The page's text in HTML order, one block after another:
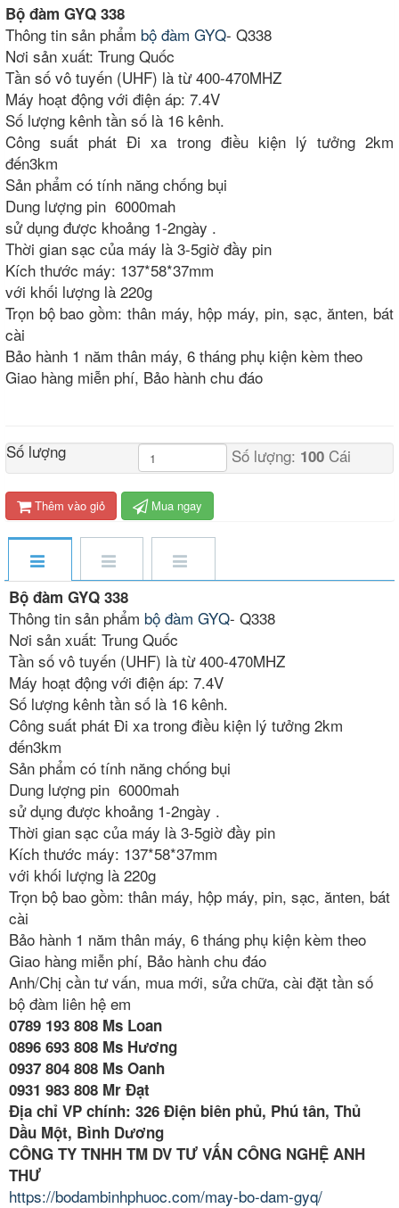
Bộ đàm GYQ 338
Thông tin sản phẩm bộ đàm GYQ- Q338
Nơi sản xuất: Trung Quốc
Tần số vô tuyến (UHF) là từ 400-470MHZ
Máy hoạt động với điện áp: 7.4V
Số lượng kênh tần số là 16 kênh.
Công suất phát Đi xa trong điều kiện lý tưởng 2km
đến3km
Sản phẩm có tính năng chống bụi
Dung lượng pin 6000mah
sử dụng được khoảng 1-2ngày .
Thời gian sạc của máy là 3-5giờ đầy pin
Kích thước máy: 137*58*37mm
với khối lượng là 220g
Trọn bộ bao gồm: thân máy, hộp máy, pin, sạc, ănten, bát
cài
Bảo hành 1 năm thân máy, 6 tháng phụ kiện kèm theo
Giao hàng miễn phí, Bảo hành chu đáo
Số lượng Số lượng: 100Cái
Thêm vào giỏ Mua ngay
Bộ đàm GYQ 338
Thông tin sản phẩm bộ đàm GYQ- Q338
Nơi sản xuất: Trung Quốc
Tần số vô tuyến (UHF) là từ 400-470MHZ
Máy hoạt động với điện áp: 7.4V
Số lượng kênh tần số là 16 kênh.
Công suất phát Đi xa trong điều kiện lý tưởng 2km
đến3km
Sản phẩm có tính năng chống bụi
Dung lượng pin 6000mah
sử dụng được khoảng 1-2ngày .
Thời gian sạc của máy là 3-5giờ đầy pin
Kích thước máy: 137*58*37mm
với khối lượng là 220g
Trọn bộ bao gồm: thân máy, hộp máy, pin, sạc, ănten, bát
cài
Bảo hành 1 năm thân máy, 6 tháng phụ kiện kèm theo
Giao hàng miễn phí, Bảo hành chu đáo
Anh/Chị cần tư vấn, mua mới, sửa chữa, cài đặt tần số
bộ đàm liên hệ em
0789 193 808 Ms Loan
0896 693 808 Ms Hương
0937 804 808 Ms Oanh
0931 983 808 Mr Đạt
Địa chỉ VP chính: 326 Điện biên phủ, Phú tân, Thủ
Dầu Một, Bình Dương
CÔNG TY TNHH TM DV TƯ VẤN CÔNG NGHỆ ANH
THƯ
https://bodambinhphuoc.com/may-bo-dam-gyq/